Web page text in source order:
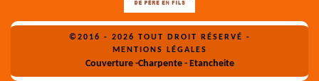
©2016 - 2026 TOUT DROIT RÉSERVÉ -
MENTIONS LÉGALES
Couverture -Charpente - Etancheite